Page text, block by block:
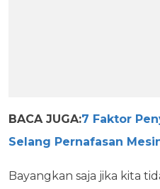
BACA JUGA:7 Faktor
Selang Pernafasan
Bayangkan saja jika kita